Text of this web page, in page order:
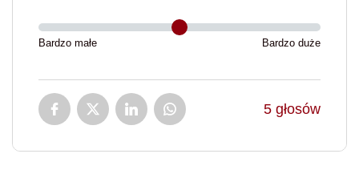
Bardzo małe Bardzo duże
5 głosów